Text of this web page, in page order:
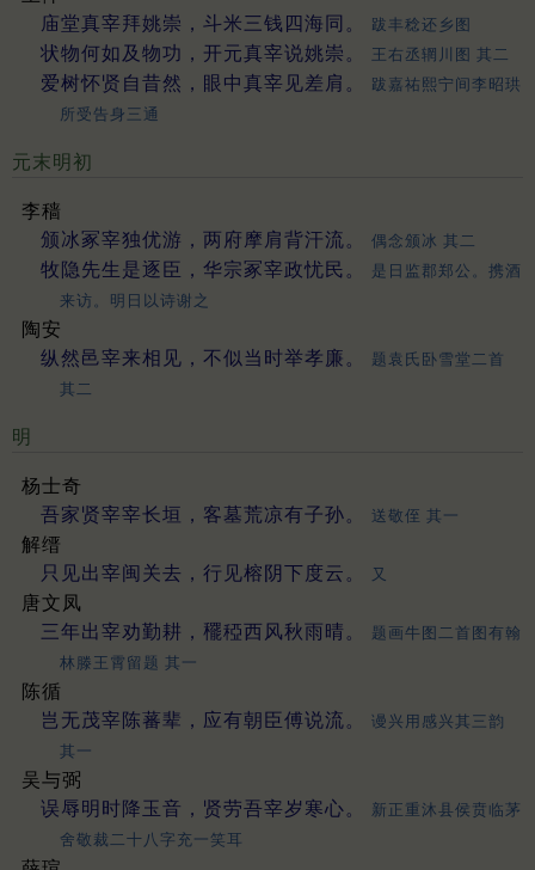
庙堂真宰拜姚崇，斗米三钱四海同。
跋丰稔还乡图
状物何如及物功，开元真宰说姚崇。 王右丞辋川图 其二
爱树怀贤自昔然，眼中真宰见差肩。
跋嘉祐熙宁间李昭珙
所受告身三通
元末明初
李穑
颁冰冢宰独优游，两府摩肩背汗流。
偶念颁冰 其二
牧隐先生是逐臣，华宗冢宰政忧民。
是日监郡郑公。携酒
来访。明日以诗谢之
陶安
纵然邑宰来相见，不似当时举孝廉。
题袁氏卧雪堂二首
其二
明
杨士奇
吾家贤宰宰长垣，客墓荒凉有子孙。
送敬侄 其一
解缙
只见出宰闽关去，行见榕阴下度云。
又
唐文凤
三年出宰劝勤耕，䆉稏西风秋雨晴。
题画牛图二首图有翰
林滕王霄留题 其一
陈循
岂无茂宰陈蕃辈，应有朝臣傅说流。
谩兴用感兴其三韵
其一
吴与弼
误辱明时降玉音，贤劳吾宰岁寒心。
新正重沐县侯贲临茅
舍敬裁二十八字充一笑耳